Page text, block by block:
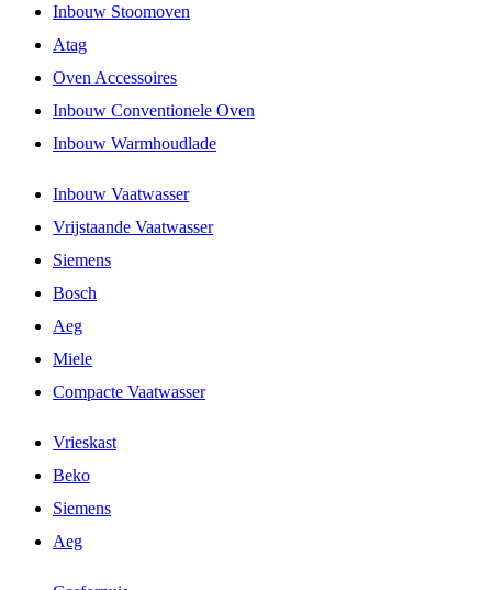
Inbouw Stoomoven
Atag
Oven Accessoires
Inbouw Conventionele Oven
Inbouw Warmhoudlade
Inbouw Vaatwasser
Vrijstaande Vaatwasser
Siemens
Bosch
Aeg
Miele
Compacte Vaatwasser
Vrieskast
Beko
Siemens
Aeg